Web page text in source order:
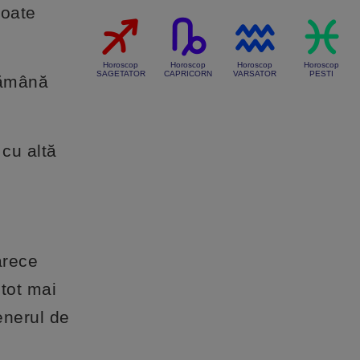
altă
mai
de
Horoscop
SAGETATOR
Horoscop
CAPRICORN
Horoscop
VARSATOR
Horoscop
PESTI